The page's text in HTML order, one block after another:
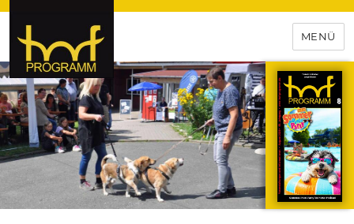
hof-programm – das
Veranstaltungsportal für
Hochfranken
MENÜ